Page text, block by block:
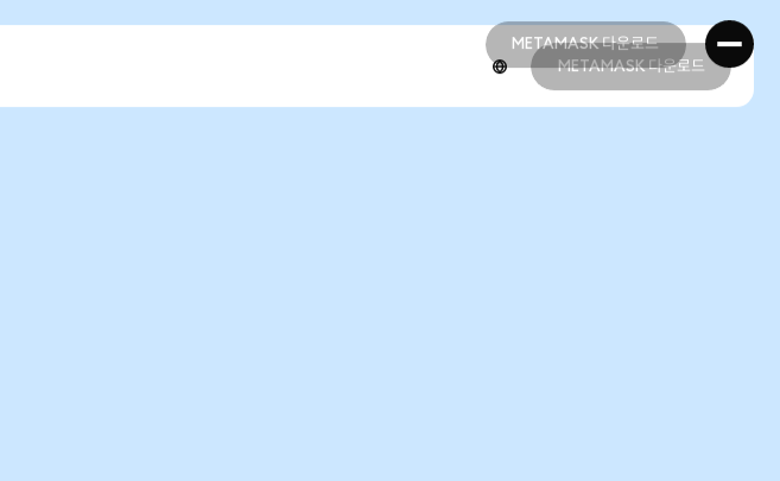
METAMASK 다운로드
METAMASK 다운로드
METAMASK 다운로드